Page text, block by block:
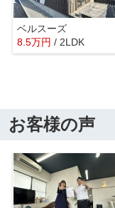
ベルスーズ
8.5万円 / 2LDK
お客様の声